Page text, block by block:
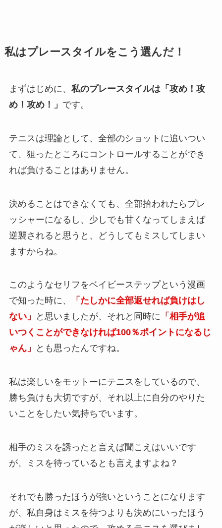
私はプレースタイルをこう選んだ！
まずはじめに、 私のプレースタイルは「攻め！攻
め！攻め！」 です。
テニスは理論として、全部のショットに追いつい
て、狙ったところにコントロールすることができ
れば負けることはありません。
決めることはできなくても、全部拾われたらプレ
ッシャーになるし、少しでも甘くなってしまえば
逆襲されると思うと、どうしてもミスしてしまい
ますからね。
このようなセリフをベイビーステップという漫画
で知った時に、
「たしかに全部返せれば負けはし
ない」
と思いましたが、それと同時に 「相手が追
いつくことができなければ100％ポイントになるじ
ゃん」
とも思ったんですね。
私は楽しいをモットーにテニスをしているので、
勝ち負けも大切ですが、それ以上に自分のやりた
いことをしたい気持ちでいます。
相手のミスを誘ったと言えば聞こえはいいです
が、ミスを待っているとも言えますよね？
それでも勝ったほうが強いということになります
が、私自身はミスを待つよりも決めにいったほう